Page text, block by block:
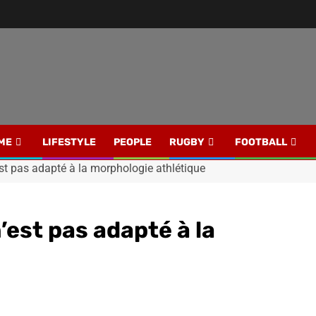
LIFESTYLE PEOPLE RUGBY FOOTBALL
pas adapté à la morphologie athlétique
pas adapté à la